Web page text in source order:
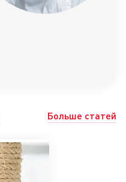
Больше статей